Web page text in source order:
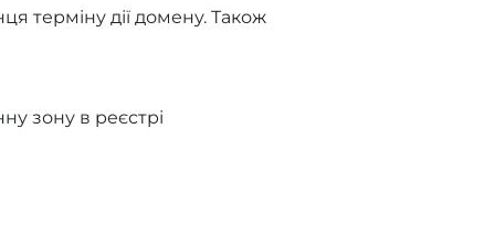
терміну дії домену. Також
зону в реєстрі